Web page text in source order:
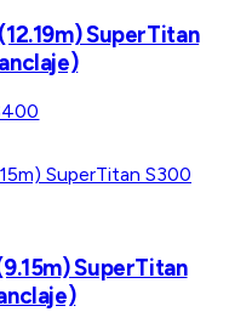
SuperTitan
SuperTitan